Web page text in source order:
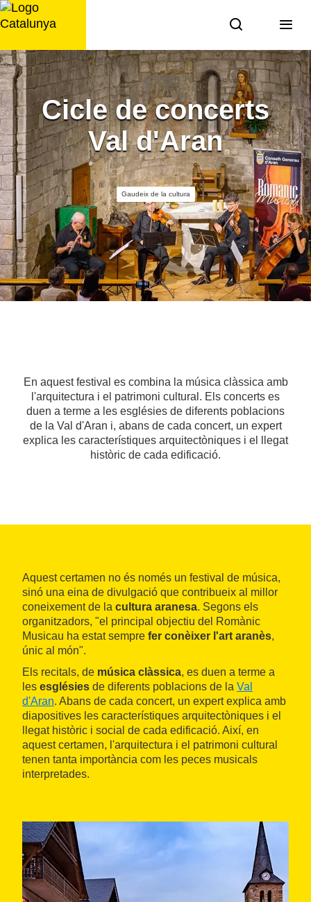
Saltar
al
Cicle de concerts
Val d'Aran
Gaudeix de la cultura
En aquest festival es combina la música clàssica amb
l'arquitectura i el patrimoni cultural. Els concerts es
duen a terme a les esglésies de diferents poblacions
de la Val d'Aran i, abans de cada concert, un expert
explica les característiques arquitectòniques i el llegat
històric de cada edificació.
Aquest certamen no és només un festival de música,
sinó una eina de divulgació que contribueix al millor
coneixement de la cultura aranesa. Segons els
organitzadors, "el principal objectiu del Romànic
Musicau ha estat sempre fer conèixer l'art aranès,
únic al món".
Els recitals, de música clàssica, es duen a terme a
les esglésies de diferents poblacions de la Val
d'Aran. Abans de cada concert, un expert explica amb
diapositives les característiques arquitectòniques i el
llegat històric i social de cada edificació. Així, en
aquest certamen, l'arquitectura i el patrimoni cultural
tenen tanta importància com les peces musicals
interpretades.